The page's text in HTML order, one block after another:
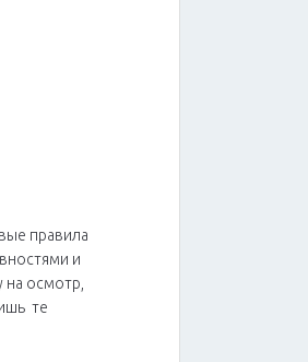
правила
и
на осмотр,
те